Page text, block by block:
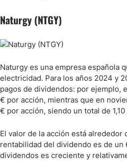
Naturgy (NTGY)
Naturgy es una empresa española
electricidad. Para los años 2024 y
pagos de dividendos: por ejemplo,
€ por acción, mientras que en
€ por acción, siendo un total de
El valor de la acción está alrededor
rentabilidad del dividendo es de un
dividendos es creciente y